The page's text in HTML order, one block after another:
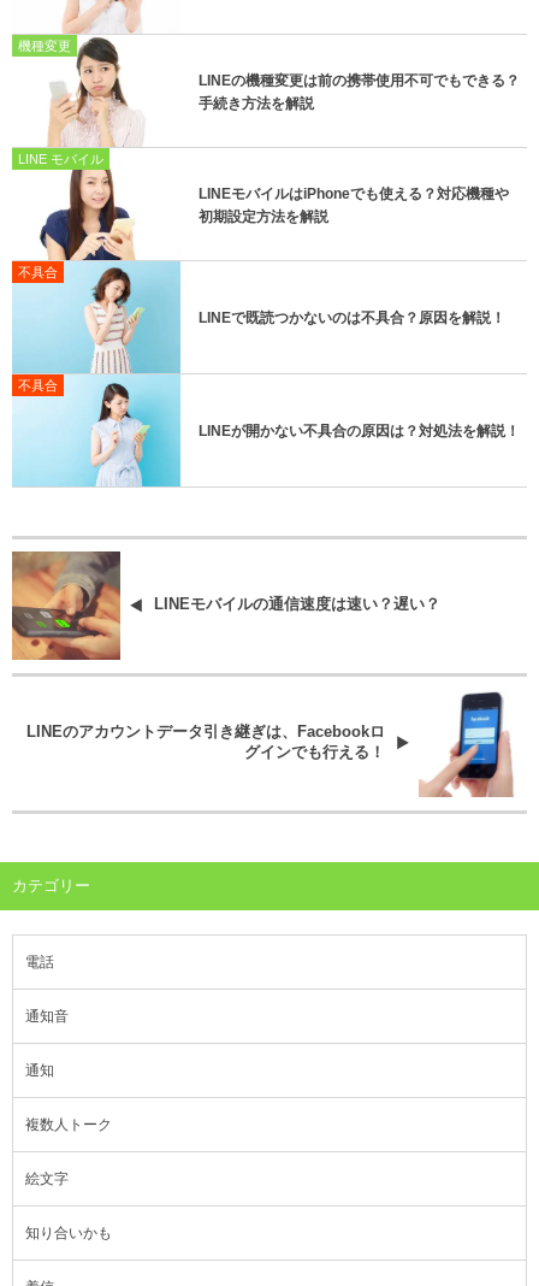
機種変更
LINEの機種変更は前の携帯使用不可でもできる？
手続き方法を解説
LINE モバイル
LINEモバイルはiPhoneでも使える？対応機種や
初期設定方法を解説
不具合
LINEで既読つかないのは不具合？原因を解説！
不具合
LINEが開かない不具合の原因は？対処法を解説！
LINEモバイルの通信速度は速い？遅い？
LINEのアカウントデータ引き継ぎは、Facebookロ
グインでも行える！
カテゴリー
電話
通知音
通知
複数人トーク
絵文字
知り合いかも